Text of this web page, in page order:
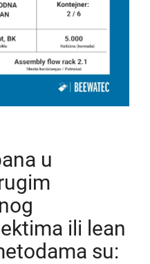
u
ili lean
su: